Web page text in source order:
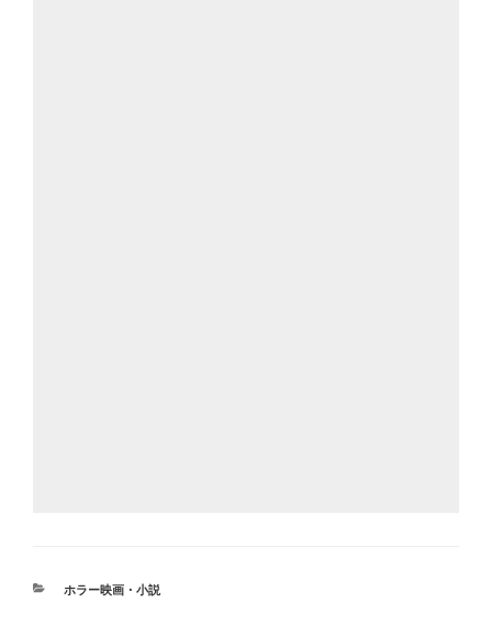
カ
ホラー映画・小説